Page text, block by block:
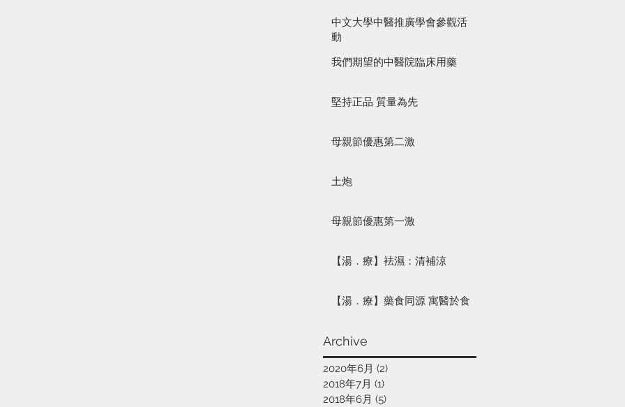
中文大學中醫推廣學會參觀活
動
我們期望的中醫院臨床用藥
堅持正品 質量為先
母親節優惠第二激
土炮
母親節優惠第一激
【湯．療】袪濕：清補涼
【湯．療】藥食同源 寓醫於食
Archive
2020年6月 (2)
2018年7月 (1)
2018年6月 (5)